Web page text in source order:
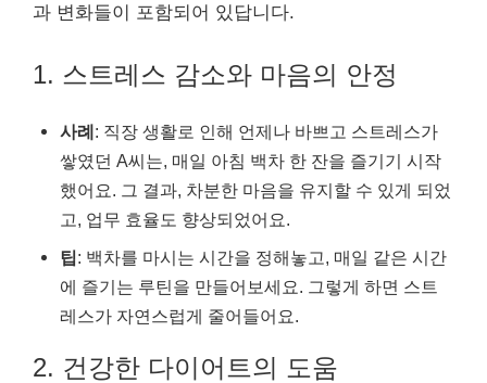
과 변화들이 포함되어 있답니다.
1. 스트레스 감소와 마음의 안정
사례: 직장 생활로 인해 언제나 바쁘고 스트레스가
쌓였던 A씨는, 매일 아침 백차 한 잔을 즐기기 시작
했어요. 그 결과, 차분한 마음을 유지할 수 있게 되었
고, 업무 효율도 향상되었어요.
팁: 백차를 마시는 시간을 정해놓고, 매일 같은 시간
에 즐기는 루틴을 만들어보세요. 그렇게 하면 스트
레스가 자연스럽게 줄어들어요.
2. 건강한 다이어트의 도움